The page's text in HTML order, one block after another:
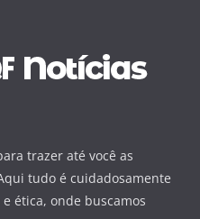
trazer até você as
tudo é cuidadosamente
ética, onde buscamos